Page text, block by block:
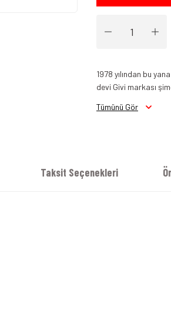
1978 yılından bu
devi Givi markası
Tümünü Gör
Taksit Seçenekleri